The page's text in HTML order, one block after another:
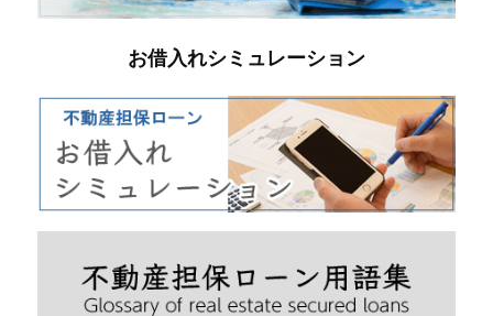
お借入れシミュレーション